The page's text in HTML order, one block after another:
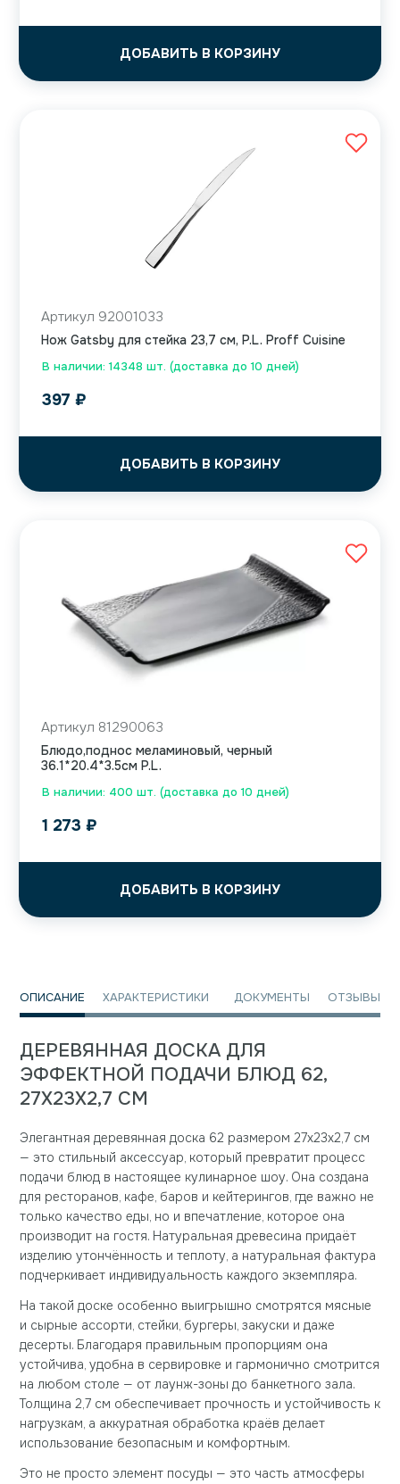
ДОБАВИТЬ В КОРЗИНУ
В наличии: 14348 шт. (доставка до 10 дней)
Артикул 92001033
Нож Gatsby для стейка 23,7 см, P.L. Proff Cuisine
397 ₽
ДОБАВИТЬ В КОРЗИНУ
В наличии: 400 шт. (доставка до 10 дней)
Артикул 81290063
Блюдо,поднос меламиновый, черный
36.1*20.4*3.5см P.L.
1 273 ₽
ДОБАВИТЬ В КОРЗИНУ
ОПИСАНИЕ ХАРАКТЕРИСТИКИ ДОКУМЕНТЫ ОТЗЫВЫ
ДЕРЕВЯННАЯ ДОСКА ДЛЯ
ЭФФЕКТНОЙ ПОДАЧИ БЛЮД 62,
27X23X2,7 СМ
Элегантная деревянная доска 62 размером 27x23x2,7 см
— это стильный аксессуар, который превратит процесс
подачи блюд в настоящее кулинарное шоу. Она создана
для ресторанов, кафе, баров и кейтерингов, где важно не
только качество еды, но и впечатление, которое она
производит на гостя. Натуральная древесина придаёт
изделию утончённость и теплоту, а натуральная фактура
подчеркивает индивидуальность каждого экземпляра.
На такой доске особенно выигрышно смотрятся мясные
и сырные ассорти, стейки, бургеры, закуски и даже
десерты. Благодаря правильным пропорциям она
устойчива, удобна в сервировке и гармонично смотрится
на любом столе — от лаунж-зоны до банкетного зала.
Толщина 2,7 см обеспечивает прочность и устойчивость к
нагрузкам, а аккуратная обработка краёв делает
использование безопасным и комфортным.
Это не просто элемент посуды — это часть атмосферы